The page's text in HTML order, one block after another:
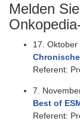
Melden
17. Oktober
Referent:
7.
Best of
Referent: